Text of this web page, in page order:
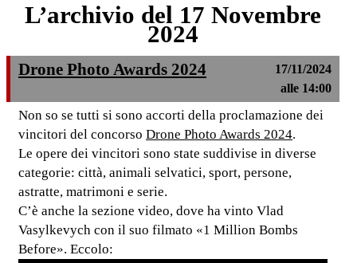
L’archivio del 17 Novembre
2024
Drone Photo Awards 2024
17/11/2024
alle 14:00
Non so se tutti si sono accorti della proclamazione dei
vincitori del concorso Drone Photo Awards 2024.
Le opere dei vincitori sono state suddivise in diverse
categorie: città, animali selvatici, sport, persone,
astratte, matrimoni e serie.
C’è anche la sezione video, dove ha vinto Vlad
Vasylkevych con il suo filmato «1 Million Bombs
Before». Eccolo: